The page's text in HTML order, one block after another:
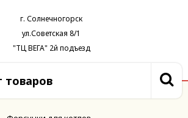
г. Солнечногорск
ул.Советская 8/1
"ТЦ ВЕГА" 2й подъезд
товаров